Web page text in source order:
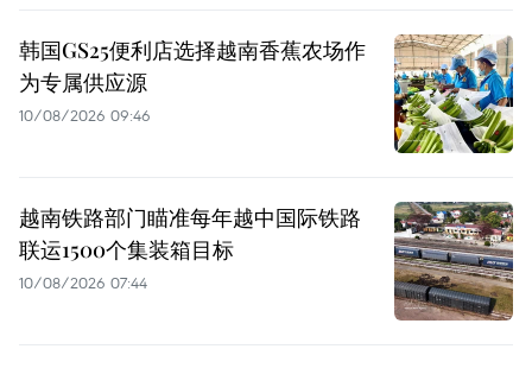
韩国GS25便利店选择越南香蕉农场作
为专属供应源
10/08/2026 09:46
越南铁路部门瞄准每年越中国际铁路
联运1500个集装箱目标
10/08/2026 07:44